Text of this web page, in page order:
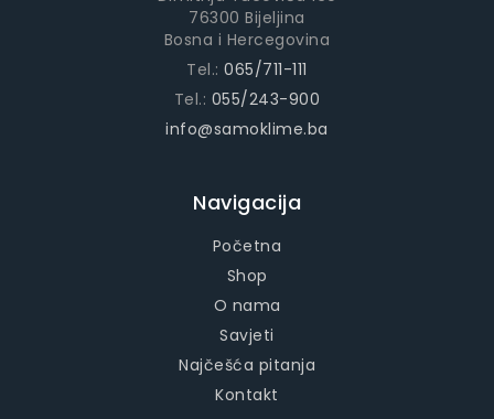
76300 Bijeljina
Bosna i Hercegovina
Tel.:065/711-111
Tel.: 055/243-900
info@samoklime.ba
Navigacija
Početna
Shop
O nama
Savjeti
Najčešća pitanja
Kontakt